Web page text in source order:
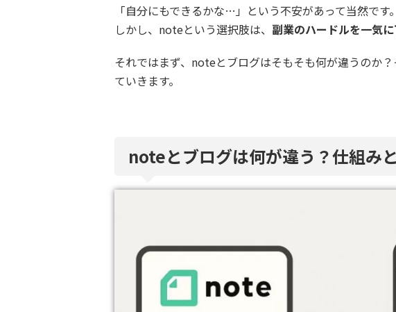
「自分にもできるかな…」という不安があって当然です。
しかし、noteという選択肢は、 副業のハードルを一気
それではまず、noteとブログはそもそも何が違うのか
ていきます。
noteとブログは何が違う？仕組み